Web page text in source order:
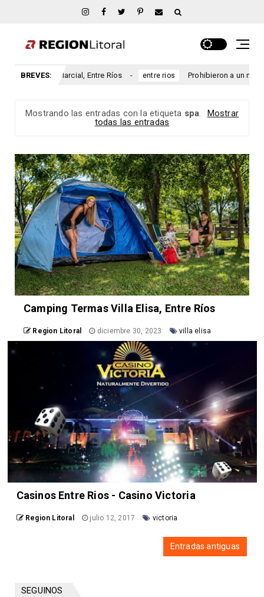
BREVES:
San Marcial, Entre Ríos entre rios Prohibieron a un municipio
Mostrando las entradas con la etiqueta spa.
Mostrar
todas las entradas
Camping Termas Villa Elisa, Entre Ríos
Region Litoral diciembre 30, 2023 villa elisa
Casinos Entre Rios - Casino Victoria
Region Litoral julio 12, 2017 victoria
Entradas antiguas
SEGUINOS